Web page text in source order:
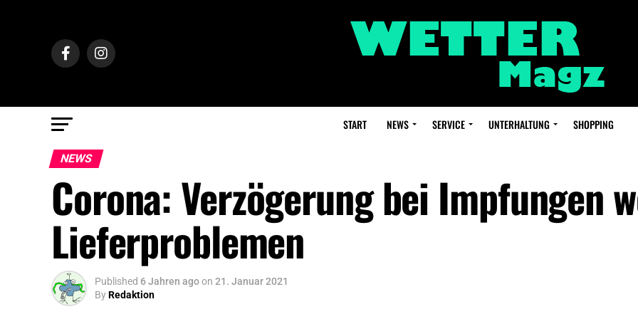
START NEWS SERVICE UNTERHALTUNG SHOPPING
NEWS
Corona: Verzögerung bei Impfungen
Lieferproblemen
Published 6 Jahren agoon 21. Januar 2021
ByRedaktion